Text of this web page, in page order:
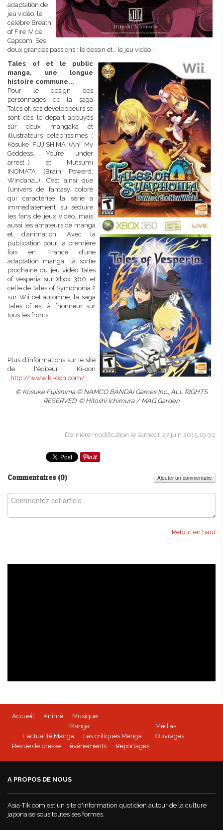
adaptation de
jeu vidéo, le
célèbre Breath
of Fire IV de
Capcom. Ses
deux grandes passions : le dessin et… le jeu vidéo !
Tales of et le public
manga, une longue
histoire commune...
Pour le design des
personnages de la saga
Tales of, ses développeurs se
sont dès le départ appuyés
sur deux mangaka et
illustrateurs célébrissimes :
Kôsuke FUJISHIMA (Ah! My
Goddess, You’re under
arrest…) et Mutsumi
INOMATA (Brain Powerd,
Windaria…). C’est ainsi que
l’univers de fantasy coloré
qui caractérise la série a
immédiatement su séduire
les fans de jeux vidéo, mais
aussi les amateurs de manga
et d’animation. Avec la
publication pour la première
fois en France d’une
adaptation manga, la sortie
prochaine du jeu vidéo Tales
of Vesperia sur Xbox 360, et
celle de Tales of Symphonia 2
sur Wii cet automne, la saga
Tales of est à l’honneur sur
tous les fronts…
Plus d'informations sur le site
de l'éditeur Ki-oon
: http://www.ki-oon.com/
© Kosuke Fujishima © NAMCO BANDAI Games Inc., ALL RIGHTS
RESERVED. © Hitoshi Ichimura / MAG Garden
Dernière modification le samedi, 27 juin 2015 19:30
Commentaires (0) Ajouter un commentaire
Retour en haut
BEYBLADE BURST - Tome 1 disponible
Accueil Animé
Musique
Manga
L'actualité Manga
Les critiques Manga
Médias
Ouvrages
Revue de presse
évènements Reportages
A PROPOS DE NOUS
Asia-Tik.com est un site d'information quotidien autour de la culture
japonaise sous toutes ses formes.